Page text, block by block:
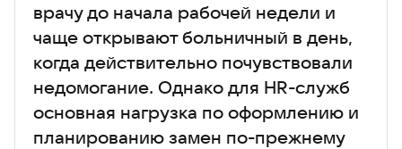
врачу до начала рабочей недели и
чаще открывают больничный в день,
когда действительно почувствовали
недомогание. Однако для HR-служб
основная нагрузка по оформлению и
планированию замен по-прежнему